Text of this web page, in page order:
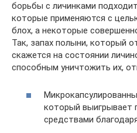
борьбы с личинками
которые применяются с
блох, а некоторые
Так, запах полыни, который
скажется на состоянии
способным уничтожить их,
который выигрывает
средствами